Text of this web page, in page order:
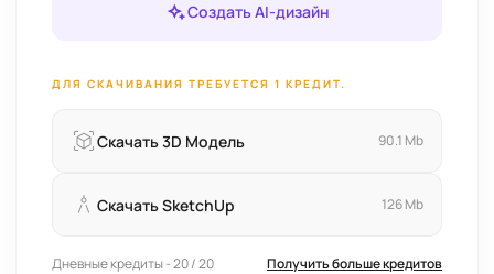
Создать AI-дизайн
ДЛЯ СКАЧИВАНИЯ ТРЕБУЕТСЯ 1 КРЕДИТ.
Скачать 3D Модель 90.1 Mb
Скачать SketchUp 126 Mb
Дневные кредиты - 20 / 20 Получить больше кредитов